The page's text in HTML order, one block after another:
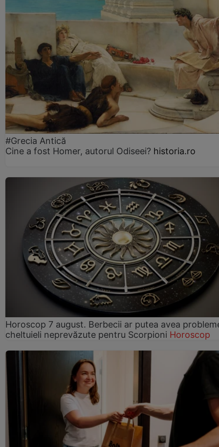
#Grecia Antică
Cine a fost Homer, autorul Odiseei? historia.ro
Horoscop 7 august. Berbecii ar putea avea
cheltuieli neprevăzute pentru Scorpioni Horoscop